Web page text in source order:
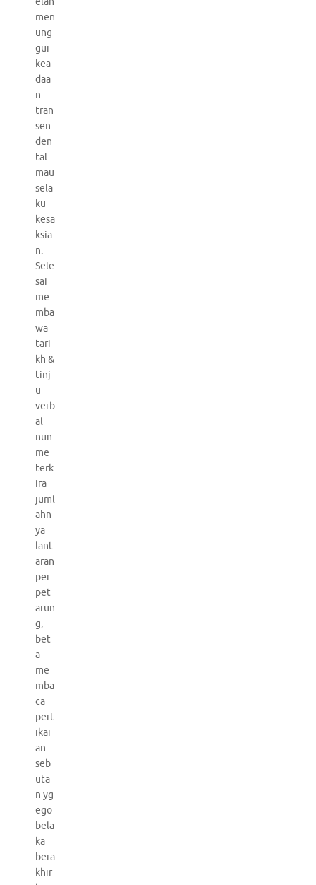
men
ung
gui
kea
daa
n
tran
sen
den
tal
mau
sela
ku
kesa
ksia
n.
Sele
sai
me
mba
wa
tari
kh &
tinj
u
verb
al
nun
me
terk
ira
juml
ahn
ya
lant
aran
per
pet
arun
g,
bet
a
me
mba
ca
pert
ikai
an
seb
uta
n yg
ego
bela
ka
bera
khir